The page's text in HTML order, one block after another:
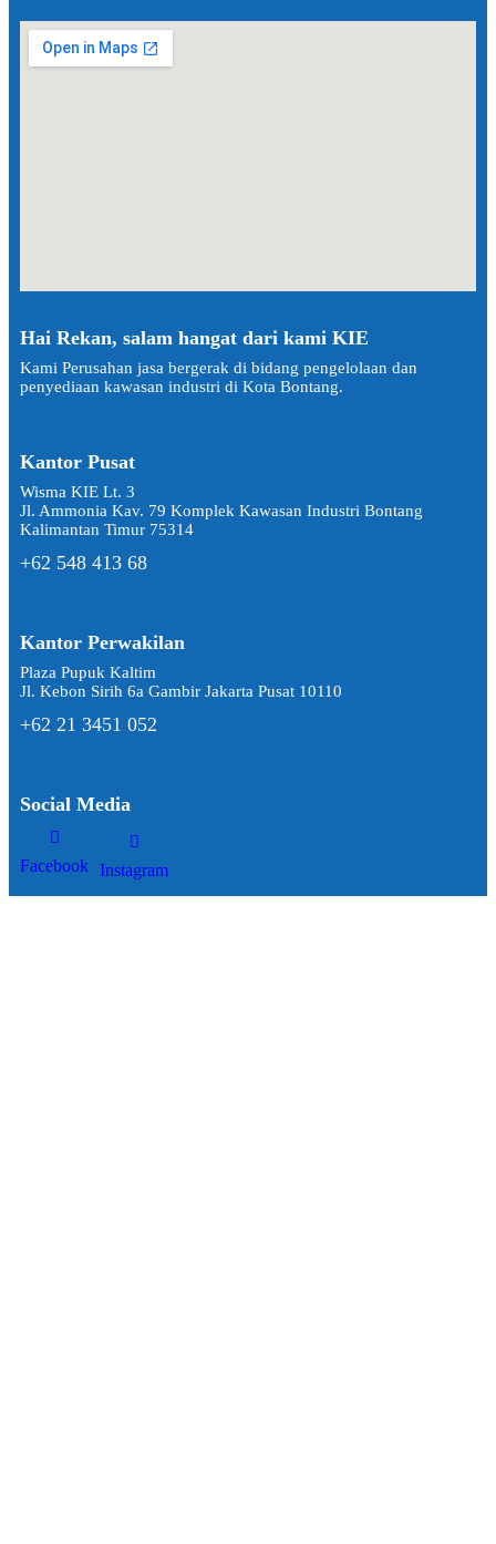
Hai Rekan, salam hangat dari kami KIE
Kami Perusahan jasa bergerak di bidang pengelolaan dan
penyediaan kawasan industri di Kota Bontang.
Kantor Pusat
Wisma KIE Lt. 3
Jl. Ammonia Kav. 79 Komplek Kawasan Industri Bontang
Kalimantan Timur 75314
+62 548 413 68
Kantor Perwakilan
Plaza Pupuk Kaltim
Jl. Kebon Sirih 6a Gambir Jakarta Pusat 10110
+62 21 3451 052
Social Media
Facebook Instagram